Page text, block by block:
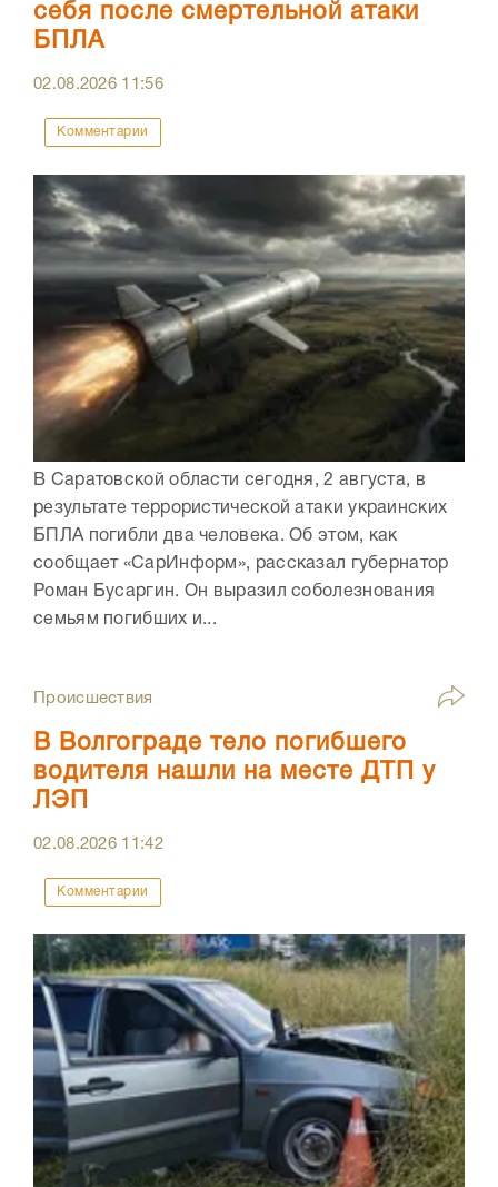
себя после смертельной атаки
БПЛА
02.08.2026 11:56
Комментарии
В Саратовской области сегодня, 2 августа, в
результате террористической атаки украинских
БПЛА погибли два человека. Об этом, как
сообщает «СарИнформ», рассказал губернатор
Роман Бусаргин. Он выразил соболезнования
семьям погибших и...
Происшествия
В Волгограде тело погибшего
водителя нашли на месте ДТП у
ЛЭП
02.08.2026 11:42
Комментарии